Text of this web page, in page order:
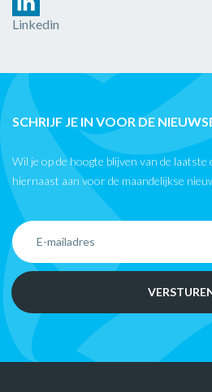
Linkedin
SCHRIJF JE IN VOOR DE
Wil je op de hoogte blijven van de laatste
hiernaast aan voor de maandelijkse